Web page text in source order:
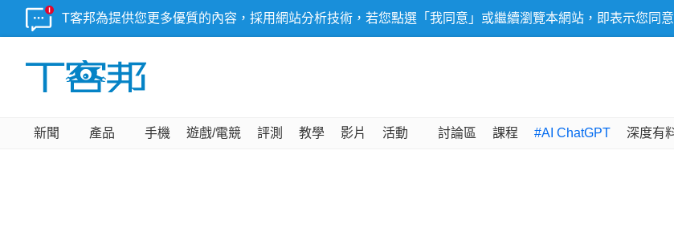
T客邦為提供您更多優質的內容，採用網站分析技術，若您點選「我同意」或繼續瀏覽本網站，即表示您同
新聞 產品 手機 遊戲/電競 評測 教學 影片 活動 討論區 課程 #AI ChatGPT 深度有